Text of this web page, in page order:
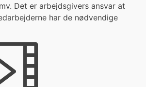
Det er arbejdsgivers ansvar at
har de nødvendige